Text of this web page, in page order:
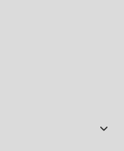
na
przed